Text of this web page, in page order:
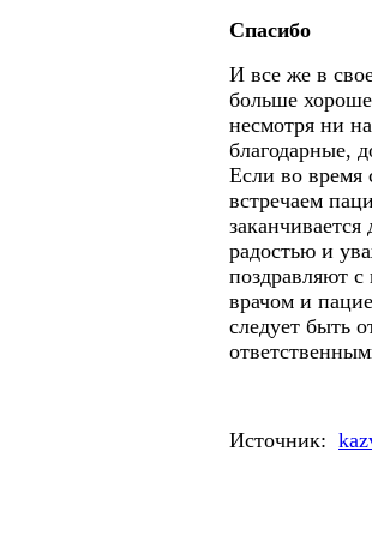
Спасибо
И все же в
больше
несмотря ни
благодарные,
Если во время
встречаем
радостью и
поздравляют
врачом и
следует быть
Источник: